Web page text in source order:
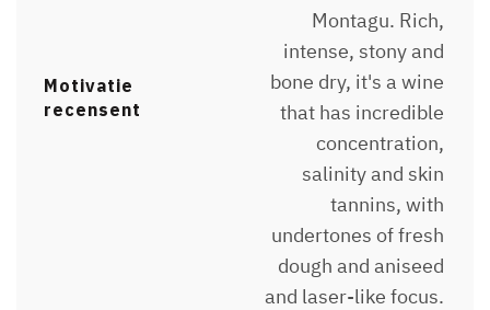
Motivatie
recensent
Montagu. Rich,
intense, stony and
bone dry, it's a wine
that has incredible
concentration,
salinity and skin
tannins, with
undertones of fresh
dough and aniseed
and laser-like focus.